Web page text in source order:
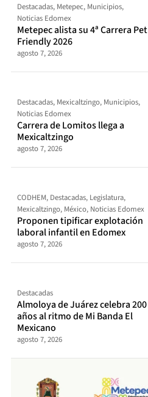
Destacadas, Metepec, Municipios,
Noticias Edomex
Metepec alista su 4ª Carrera Pet
Friendly 2026
agosto 7, 2026
Destacadas, Mexicaltzingo, Municipios,
Noticias Edomex
Carrera de Lomitos llega a
Mexicaltzingo
agosto 7, 2026
CODHEM, Destacadas, Legislatura,
Mexicaltzingo, México, Noticias Edomex
Proponen tipificar explotación
laboral infantil en Edomex
agosto 7, 2026
Destacadas
Almoloya de Juárez celebra 200
años al ritmo de Mi Banda El
Mexicano
agosto 7, 2026